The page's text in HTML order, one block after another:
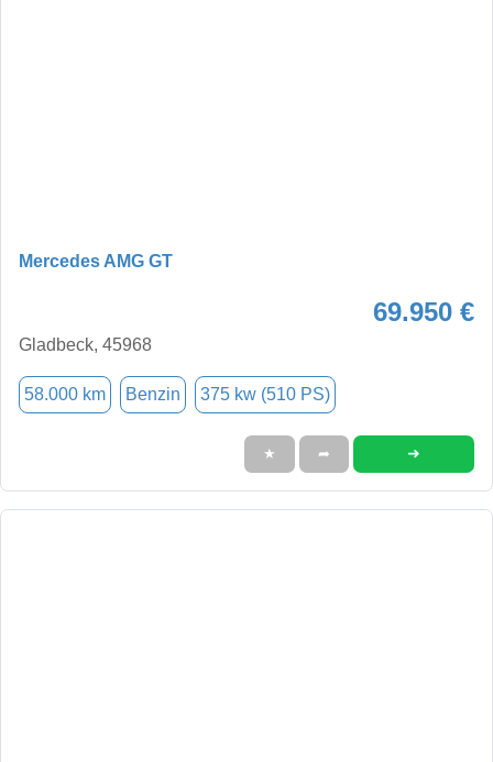
Mercedes AMG GT
69.950 €
Gladbeck, 45968
58.000 km Benzin 375 kw (510 PS)
★ ➦ ➜